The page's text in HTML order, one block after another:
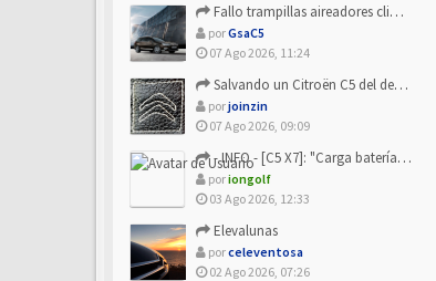
Fallo trampillas aireadores climatizador
porGsaC5
07 Ago 2026, 11:24
Salvando un Citroën C5 del desguace: Presentación y seguimiento
porjoinzin
07 Ago 2026, 09:09
- INFO - [C5 X7]: "Carga batería o alimentación eléctri...
poriongolf
03 Ago 2026, 12:33
Elevalunas
porceleventosa
02 Ago 2026, 07:26